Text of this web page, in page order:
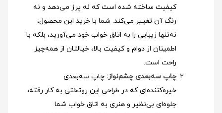
کیفیت ساخته شده است که نه پرز می‌دهد و نه
رنگ آن تغییر می‌کند. شما با خرید این محصول،
نه‌تنها زیبایی را به اتاق خواب خود می‌آورید، بلکه با
اطمینان از دوام و کیفیت بالا، خیالتان از همه‌چیز
راحت است.
چاپ سه‌بعدی چشم‌نواز: چاپ سه‌بعدی
خیره‌کننده‌ای که در طراحی این روتختی به کار رفته،
جلوه‌ای بی‌نظیر و هنری به اتاق خواب شما